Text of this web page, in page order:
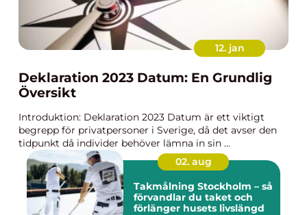
12. jan
Deklaration 2023 Datum: En Grundlig
Översikt
Introduktion: Deklaration 2023 Datum är ett viktigt
begrepp för privatpersoner i Sverige, då det avser den
tidpunkt då individer behöver lämna in sin ...
02. aug
Takmålning Stockholm – så
förvandlar du taket och
förlänger husets livslängd